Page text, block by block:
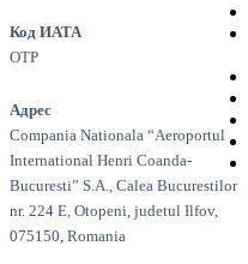
Код ИАТА
OTP
Адрес
Compania Nationala “Aeroportul
International Henri Coanda-
Bucuresti” S.A., Calea Bucurestilor
nr. 224 E, Otopeni, judetul Ilfov,
075150, Romania